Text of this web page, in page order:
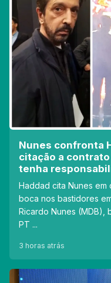
Nunes confronta
citação a
tenha
Haddad cita Nunes
boca nos bastidores
Ricardo Nunes (MDB),
PT ...
3 horas atrás